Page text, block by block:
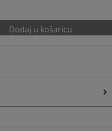
Dodaj u košaricu